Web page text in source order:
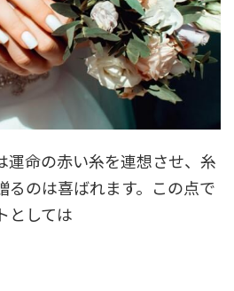
運命の赤い糸を連想させ、糸
るのは喜ばれます。この点で
としては